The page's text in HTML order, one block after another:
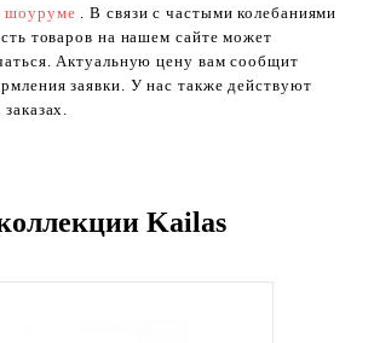
шоуруме . В связи с частыми колебаниями
товаров на нашем сайте может
Актуальную цену вам сообщит
заявки. У нас также действуют
Kailas